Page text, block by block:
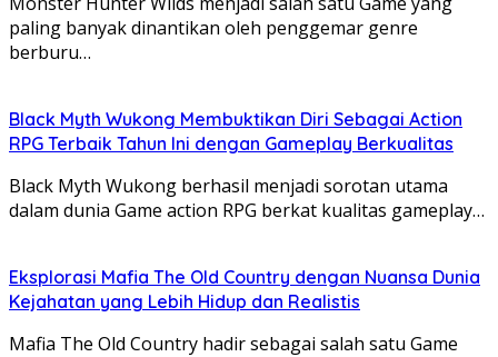
paling banyak dinantikan oleh penggemar genre
berburu…
Black Myth Wukong Membuktikan Diri Sebagai Action
RPG Terbaik Tahun Ini dengan Gameplay Berkualitas
Black Myth Wukong berhasil menjadi sorotan utama
dalam dunia Game action RPG berkat kualitas gameplay…
Eksplorasi Mafia The Old Country dengan Nuansa Dunia
Kejahatan yang Lebih Hidup dan Realistis
Mafia The Old Country hadir sebagai salah satu Game